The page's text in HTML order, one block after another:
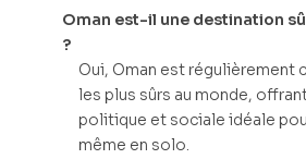
Oman est-il une destination
?
Oui, Oman est régulièrement
les plus sûrs au monde,
politique et sociale idéale
même en solo.